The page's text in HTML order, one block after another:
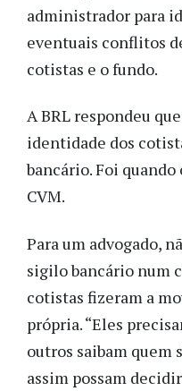
administrador para
eventuais conflitos
cotistas e o fundo.
A BRL respondeu
identidade dos
bancário. Foi quando
CVM.
Para um advogado,
sigilo bancário num
cotistas fizeram a
própria. “Eles
outros saibam quem
assim possam